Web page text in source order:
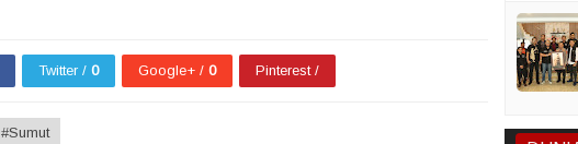
Twitter / 0 Google+ / 0 Pinterest /
#Sumut